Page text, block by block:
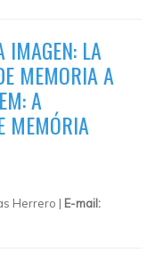
IMAGEN: LA
MEMORIA A
A
MEMÓRIA
Herrero | E-mail: